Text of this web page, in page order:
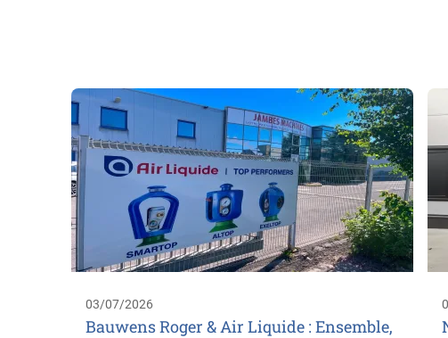
03/07/2026
Bauwens Roger & Air Liquide : Ensemble,